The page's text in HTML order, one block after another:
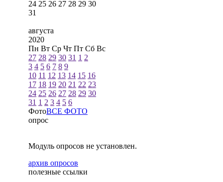
24 25 26 27 28 29 30
31
августа
2020
Пн Вт Ср Чт Пт Сб Вс
27 28 29 30 31 1 2
3 4 5 6 7 8 9
10 11 12 13 14 15 16
17 18 19 20 21 22 23
24 25 26 27 28 29 30
31 1 2 3 4 5 6
ФотоВСЕ ФОТО
опрос
Модуль опросов не установлен.
архив опросов
полезные ссылки